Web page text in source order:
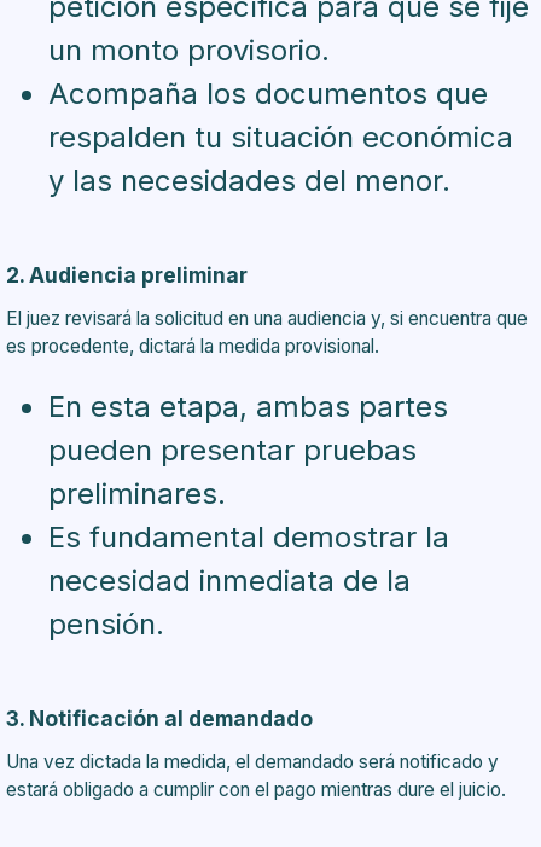
un monto provisorio.
Acompaña los documentos que
respalden tu situación económica
y las necesidades del menor.
2. Audiencia preliminar
El juez revisará la solicitud en una audiencia y, si encuentra que
es procedente, dictará la medida provisional.
En esta etapa, ambas partes
pueden presentar pruebas
preliminares.
Es fundamental demostrar la
necesidad inmediata de la
pensión.
3. Notificación al demandado
Una vez dictada la medida, el demandado será notificado y
estará obligado a cumplir con el pago mientras dure el juicio.